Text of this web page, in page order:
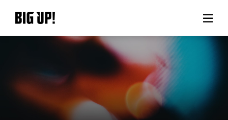
BIG UP!について
ニュース
料金プラン